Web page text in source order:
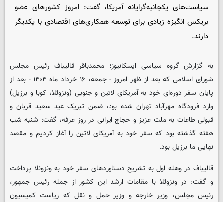
سیاست‌های یکجانبه‌گرایانه آمریکا، گفت: امروز کشورهای عضو
بریکس انگیزه زیادی برای توسعه همکاری‌های اقتصادی با یکدیگر
دارند.
به گزارش گروه سیاسی ایسکانیوز؛ محمدباقر قالیباف رئیس مجلس
شورای اسلامی که بعد از ظهر امروز - جمعه، ۱۶ خرداد ماه ۱۴۰۴ - بعد از
پایان سفر دوره‌ای خود به آمریکای لاتین و جنوبی (ونزوئلا، کوبا و برزیل)
وارد فرودگاه مهرآباد تهران شده بود، ضمن تبریک عید سعید قربان و
قبولی طاعات به ملت عزیز و حجاج ایرانی در روز عرفه، گفت: شنبه شب
هفته گذشته بود که سفر خود به آمریکای لاتین را آغاز کردیم و مقصد
نهایی ما برزیل بود.
قالیباف در وهله اول به تشریح دستاوردهای سفر خود به ونزوئلا پرداخت
و گفت: در ونزوئلا با مقامات ارشد این کشور از جمله رئیس جمهور،
رئیس مجلس، وزیر خارجه و وزیر حمل و نقل که ریاست کمیسیون